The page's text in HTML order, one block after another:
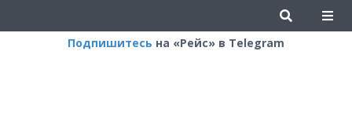
Подпишитесь на «Рейс» в Telegram